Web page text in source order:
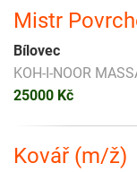
Mistr
Bílovec
KOH-I-NOOR
25000 Kč
Kovář (m/ž)